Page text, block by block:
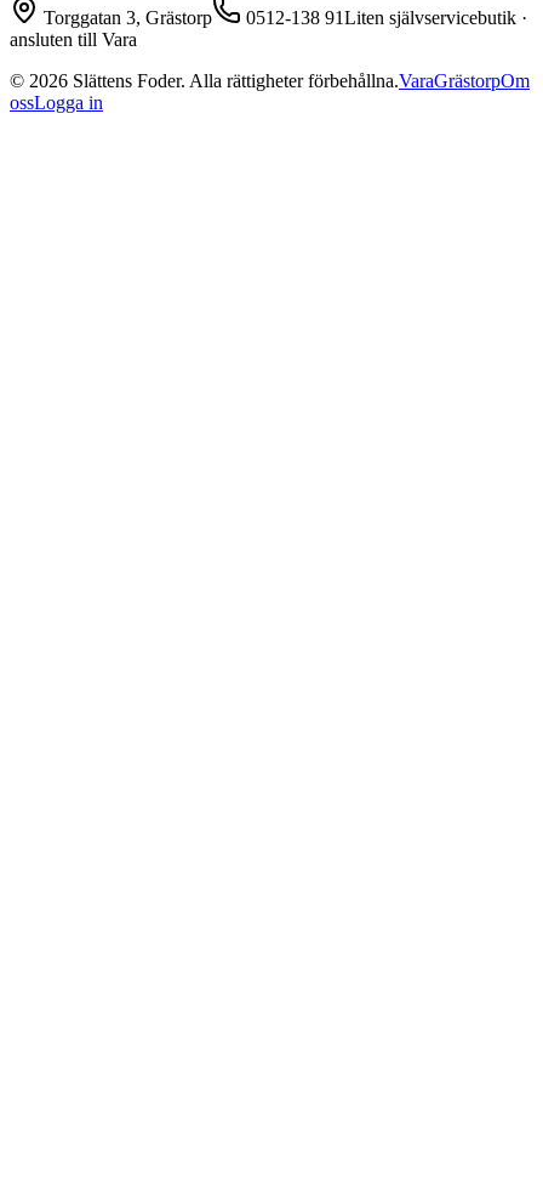
Torggatan 3, Grästorp 0512-138 91Liten självservicebutik ·
ansluten till Vara
© 2026 Slättens Foder. Alla rättigheter förbehållna.VaraGrästorpOm
ossLogga in